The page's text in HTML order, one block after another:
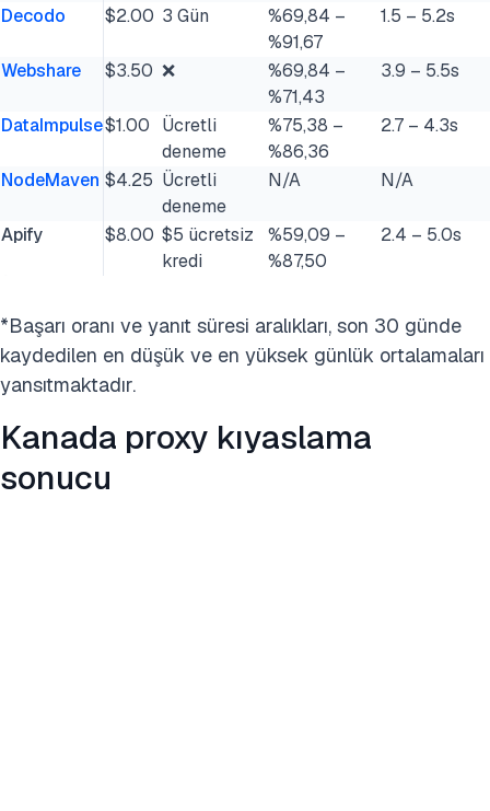
Decodo $2.00 3 Gün
%69,84 –
%91,67
1.5 – 5.2s
Webshare $3.50 ❌
%69,84 –
%71,43
3.9 – 5.5s
DataImpulse$1.00
Ücretli
deneme
%75,38 –
%86,36
2.7 – 4.3s
NodeMaven $4.25 Ücretli
deneme
N/A N/A
Apify $8.00 $5 ücretsiz
kredi
%59,09 –
%87,50
2.4 – 5.0s
*Başarı oranı ve yanıt süresi aralıkları, son 30 günde
kaydedilen en düşük ve en yüksek günlük ortalamaları
yansıtmaktadır.
Kanada proxy kıyaslama
sonucu